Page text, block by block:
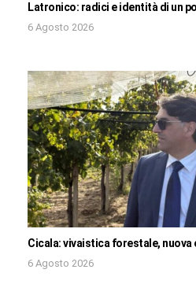
Latronico: radici e identità di un
6 Agosto 2026
Cicala: vivaistica forestale,
6 Agosto 2026